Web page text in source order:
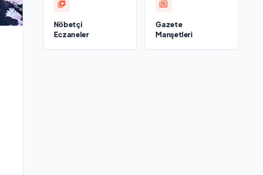
Nöbetçi
Eczaneler
Gazete
Manşetleri